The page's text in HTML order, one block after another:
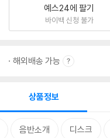
예스24에 팔기
바이백 신청 불가
해외배송 가능
상품정보
음반소개 디스크